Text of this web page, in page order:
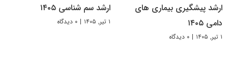
ارشد پیشگیری بیماری های
دامی ۱۴۰۵
۱ تیر, ۱۴۰۵ | ۰ دیدگاه
ارشد سم شناسی ۱۴۰۵
۱ تیر, ۱۴۰۵ | ۰ دیدگاه